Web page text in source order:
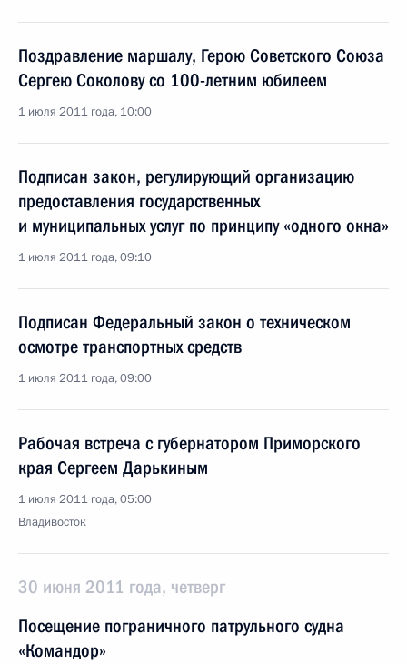
Поздравление маршалу, Герою Советского Союза
Сергею Соколову со 100-летним юбилеем
1 июля 2011 года, 10:00
Подписан закон, регулирующий организацию
предоставления государственных
и муниципальных услуг по принципу «одного окна»
1 июля 2011 года, 09:10
Подписан Федеральный закон о техническом
осмотре транспортных средств
1 июля 2011 года, 09:00
Рабочая встреча с губернатором Приморского
края Сергеем Дарькиным
1 июля 2011 года, 05:00
Владивосток
30 июня 2011 года, четверг
Посещение пограничного патрульного судна
«Командор»